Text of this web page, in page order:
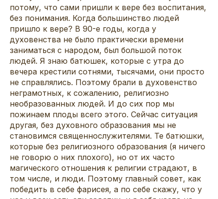
потому, что сами пришли к вере без воспитания,
без понимания. Когда большинство людей
пришло к вере? В 90-е годы, когда у
духовенства не было практически времени
заниматься с народом, был большой поток
людей. Я знаю батюшек, которые с утра до
вечера крестили сотнями, тысячами, они просто
не справлялись. Поэтому брали в духовенство
неграмотных, к сожалению, религиозно
необразованных людей. И до сих пор мы
пожинаем плоды всего этого. Сейчас ситуация
другая, без духовного образования мы не
становимся священнослужителями. Те батюшки,
которые без религиозного образования (я ничего
не говорю о них плохого), но от их часто
магического отношения к религии страдают, в
том числе, и люди. Поэтому главный совет, как
победить в себе фарисея, а по себе скажу, что у